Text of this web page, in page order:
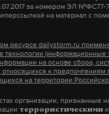
прежде всего
политику.
приходят для чего?
легитимность.
Венгрии.
150 тысяч
от Киева остановить
акции. Это одно из
наделали.
деятельности
Поэтому я думаю, что
за номером ЭЛ №ФС77-
на материал с
ресурсе dailystorm.ru
технологии (информационные
на основе сбора,
относящихся к предпочтениям
на территории
организации, признанные
террористическими